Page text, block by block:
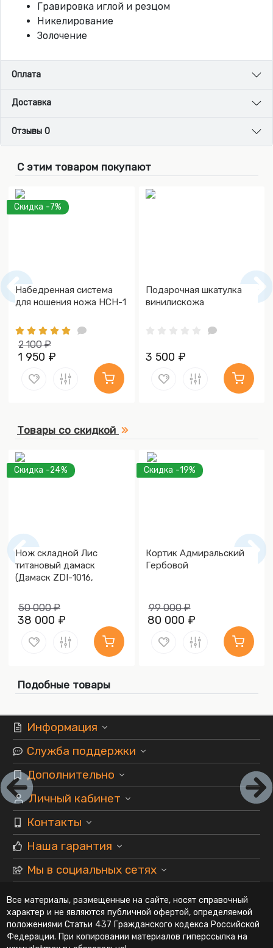
Гравировка иглой и резцом
Никелирование
Золочение
Оплата
Доставка
Отзывы 0
С этим товаром покупают
Скидка -7%
Набедренная система
для ношения ножа НСН-1
2 100 ₽
1 950 ₽
Подарочная шкатулка
винилискожа
3 500 ₽
Товары со скидкой
Скидка -24%
Нож складной Лис
титановый дамаск
(Дамаск ZDI-1016,
50 000 ₽
38 000 ₽
Скидка -19%
Кортик Адмиральский
Гербовой
99 000 ₽
80 000 ₽
Подобные товары
Информация
Служба поддержки
Дополнительно
Личный кабинет
Контакты
Наша гарантия
Мы в социальных сетях
Все материалы, размещенные на сайте, носят справочный
характер и не являются публичной офертой, определяемой
положениями Статьи 437 Гражданского кодекса Российской
Федерации. При копировании материалов гиперссылка на